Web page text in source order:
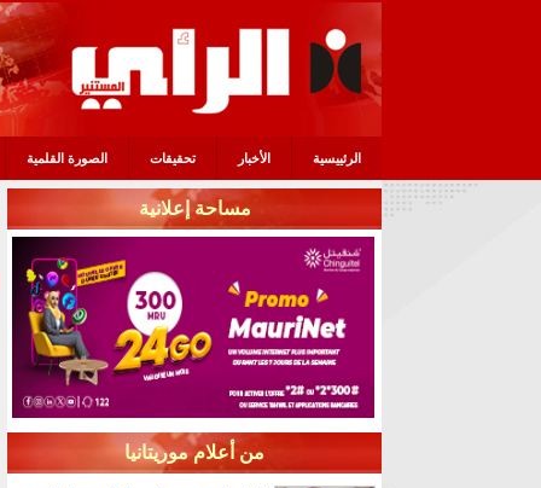
الرئييسية الأخبار تحقيقات الصورة القلمية
مساحة إعلانية
من أعلام موريتانيا